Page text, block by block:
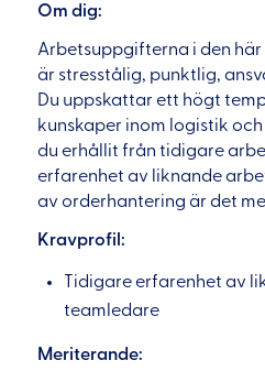
Om dig:
Arbetsuppgifterna i den här
är stresstålig, punktlig,
Du uppskattar ett högt
kunskaper inom logistik
du erhållit från tidigare
erfarenhet av liknande
av orderhantering är det
Kravprofil:
Tidigare erfarenhet av
teamledare
Meriterande: